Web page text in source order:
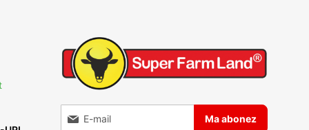
Inscrieti-va la Buletinele noastre informative
Ma abonez